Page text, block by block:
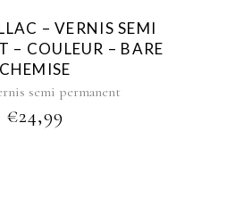
– VERNIS SEMI
– COULEUR – BARE
CHEMISE
semi permanent
€24,99